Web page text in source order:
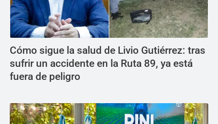
Cómo sigue la salud de Livio Gutiérrez: tras
sufrir un accidente en la Ruta 89, ya está
fuera de peligro